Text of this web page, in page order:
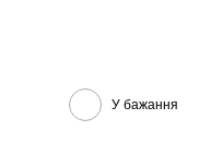
У бажання